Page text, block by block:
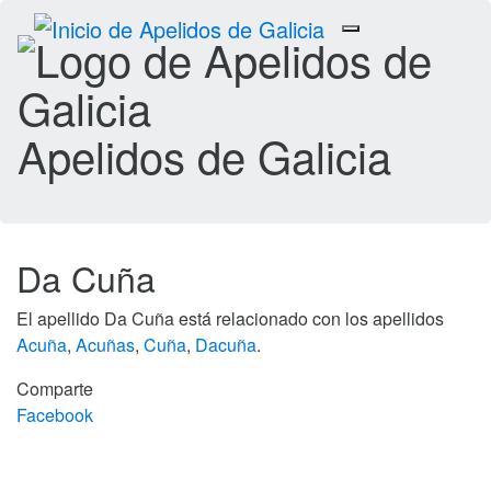
Toggle
navigation
Apelidos de Galicia
Da Cuña
El apellido Da Cuña está relacionado con los apellidos
Acuña, Acuñas, Cuña, Dacuña.
Comparte
Facebook